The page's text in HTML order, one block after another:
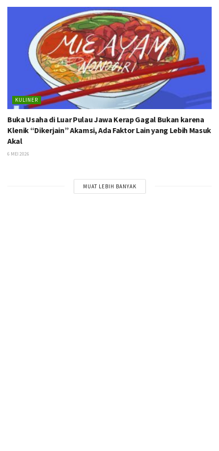
KULINER
Buka Usaha di Luar Pulau Jawa Kerap Gagal Bukan karena
Klenik “Dikerjain” Akamsi, Ada Faktor Lain yang Lebih Masuk
Akal
6 MEI 2026
MUAT LEBIH BANYAK